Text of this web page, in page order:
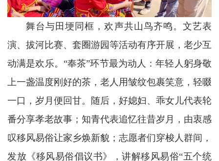
舞台与田埂同框，欢声共山鸟齐鸣。文艺表
演、拔河比赛、套圈游园等活动有序开展，老少互
动满是欢乐。“奉茶”环节最为动人：年轻人躬身敬
上一盏温度刚好的茶，老人用皱纹包裹笑意，轻啜
一口，岁月便回甘。随后，好媳妇、乖女儿代表轮
番分享孝老故事；知青代表追忆往昔岁月，由衷感
叹移风易俗让家乡焕新貌；志愿者们穿梭人群间，
发放《移风易俗倡议书》，讲解移风易俗“五个统